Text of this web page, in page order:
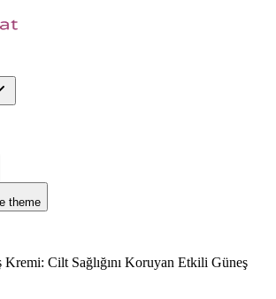
theme
Cilt Sağlığını Koruyan Etkili Güneş